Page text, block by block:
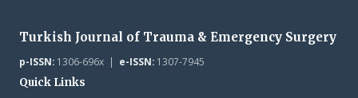
Turkish Journal of Trauma & Emergency Surgery
p-ISSN:1306-696x | e-ISSN:1307-7945
Quick Links